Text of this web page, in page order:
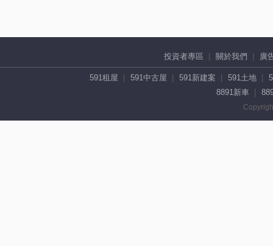
投資者專區 關於我們 廣
591租屋 591中古屋 591新建案 591土地
8891新車